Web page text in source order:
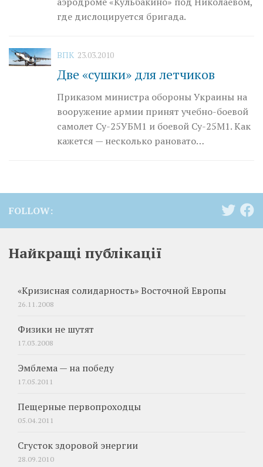
где дислоцируется бригада.
ВПК 23.03.2010
Две «сушки» для летчиков
Приказом министра обороны Украины на
вооружение армии принят учебно-боевой
самолет Су-25УБМ1 и боевой Су-25М1. Как
кажется — несколько рановато…
FOLLOW:
Найкращі публікації
«Кризисная солидарность» Восточной Европы
26.11.2008
Физики не шутят
17.03.2008
Эмблема — на победу
17.05.2011
Пещерные первопроходцы
05.04.2011
Сгусток здоровой энергии
28.09.2010